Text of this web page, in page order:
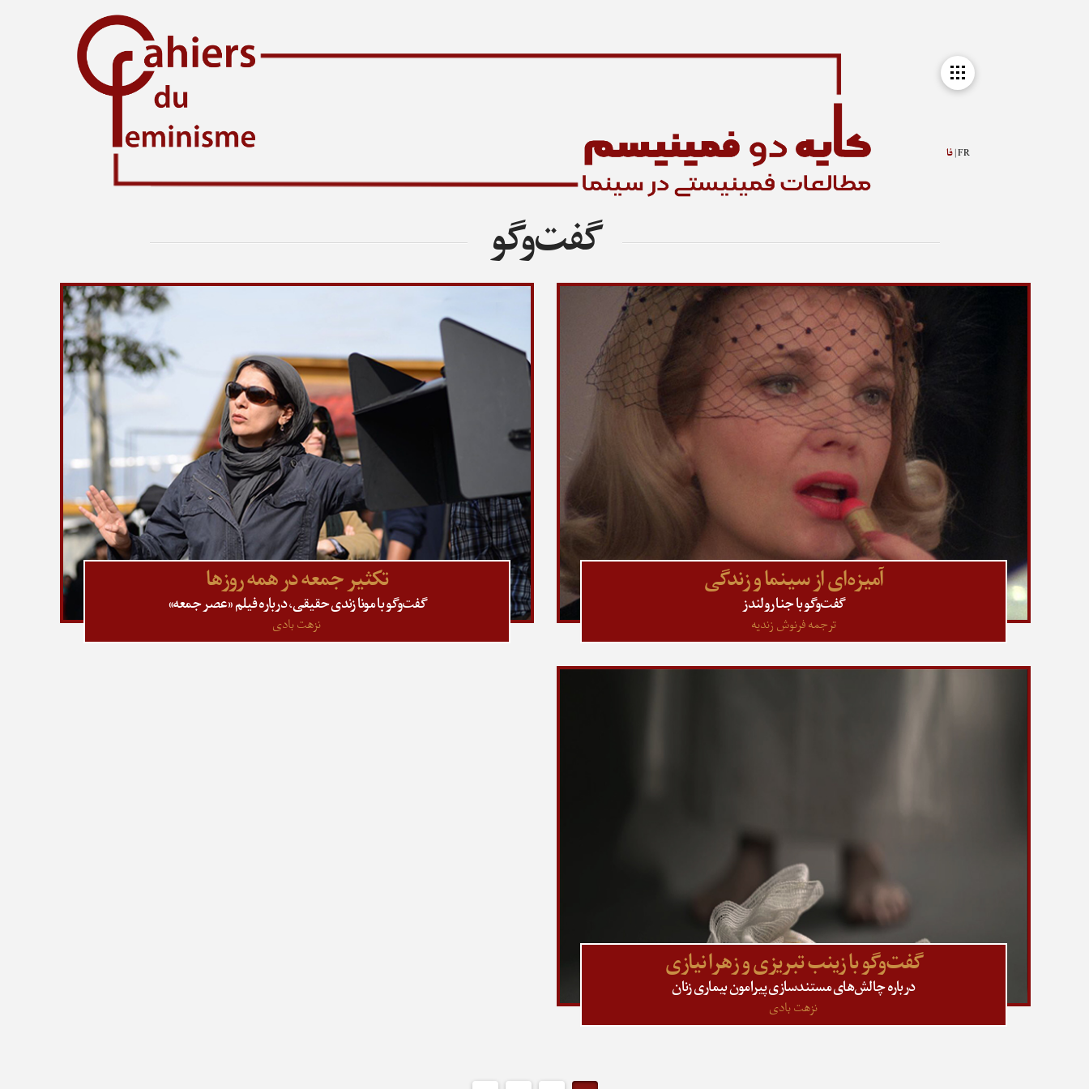
FR | فا
گفت‌وگو
آمیزه‌ای از سینما و زندگی
گفت‌وگو با جنا رولندز
ترجمه فرنوش زندیه
تکثیر جمعه در همه روزها
گفت‌وگو با مونا زندی حقیقی، درباره فیلم «عصر جمعه»
نزهت بادی
گفت‌وگو با زینب تبریزی و زهرا نیازی
درباره چالش‌های مستندسازی پیرامون بیماری زنان
نزهت بادی